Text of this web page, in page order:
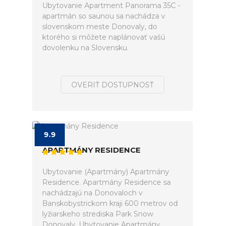
Ubytovanie Apartment Panorama 35C -
apartmán so saunou sa nachádza v
slovenskom meste Donovaly, do
ktorého si môžete naplánovať vašú
dovolenku na Slovensku.
OVERIŤ DOSTUPNOSŤ
9.9
APARTMÁNY RESIDENCE
Ubytovanie (Apartmány) Apartmány
Residence. Apartmány Residence sa
nachádzajú na Donovaloch v
Banskobystrickom kraji 600 metrov od
lyžiarskeho strediska Park Snow